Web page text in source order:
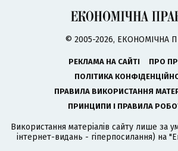
© 2005-2026, ЕКОНОМІЧНА
РЕКЛАМА НА САЙТІ
ПРО
ПОЛІТИКА
ПРАВИЛА ВИКОРИСТАННЯ
ПРИНЦИПИ І ПРАВИЛА
Використання матеріалів сайту лише за
інтернет-видань - гіперпосилання) на